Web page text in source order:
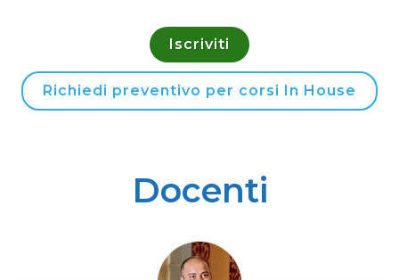
Iscriviti
Richiedi preventivo per corsi In House
Docenti